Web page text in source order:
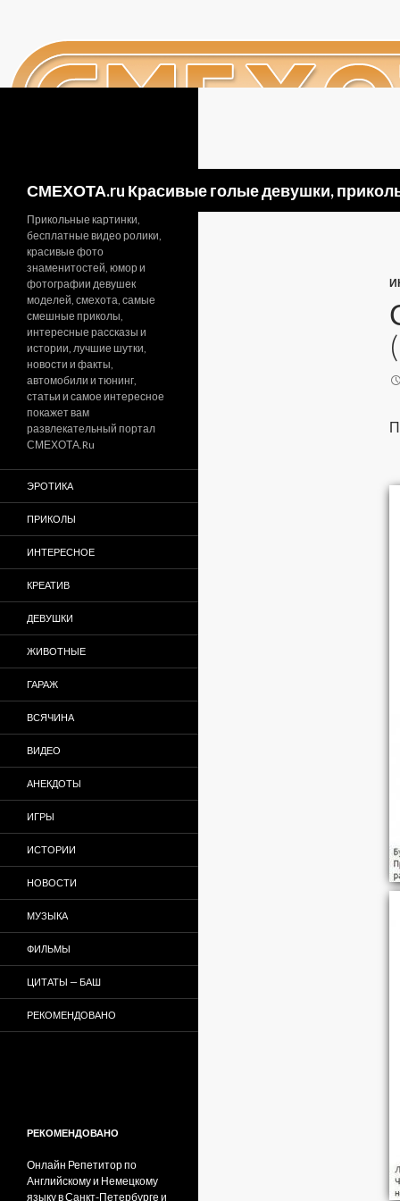
СМЕХОТА.ru Красивые голые девушки,
Прикольные картинки,
бесплатные видео ролики,
красивые фото
знаменитостей, юмор и
фотографии девушек
моделей, смехота, самые
смешные приколы,
интересные рассказы и
истории, лучшие шутки,
новости и факты,
автомобили и тюнинг,
статьи и самое интересное
покажет вам
развлекательный портал
СМЕХОТА.Ru
ЭРОТИКА
ПРИКОЛЫ
ИНТЕРЕСНОЕ
КРЕАТИВ
ДЕВУШКИ
ЖИВОТНЫЕ
ГАРАЖ
ВСЯЧИНА
ВИДЕО
АНЕКДОТЫ
ИГРЫ
ИСТОРИИ
НОВОСТИ
МУЗЫКА
ФИЛЬМЫ
ЦИТАТЫ — БАШ
РЕКОМЕНДОВАНО
РЕКОМЕНДОВАНО
Онлайн Репетитор по
Английскому и Немецкому
языку в Санкт-Петербурге и